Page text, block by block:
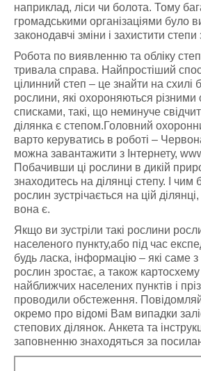
наприклад, ліси чи болота. Тому
громадськими організаціями було
законодавчі зміни і захистити
Робота по виявленню та обліку
тривала справа. Найпростіший
цілинний степ – це знайти на схилі
рослини, які охороняються
списками, такі, що неминуче
ділянка є степом.Головний
варто керуватись в роботі –
можна завантажити з Інтернету,
Побачивши ці рослини в дикій
знаходитесь на ділянці степу. І чим
рослин зустрічається на цій
вона є.
Якщо ви зустріли такі рослини
населеного пункту,або під час
будь ласка, інформацію – які саме з
рослин зростає, а також
найближчих населених пунктів і
проводили обстеження.
окремо про відомі Вам випадки
степових ділянок. Анкета та
заповненню знаходяться за